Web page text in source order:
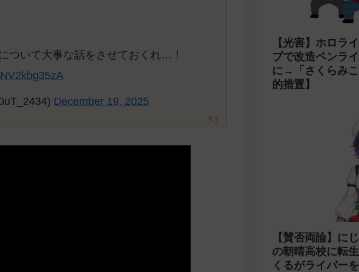
ついて大事な話をさせておくれ…！
December 19, 2025
【光害】ホロラ
ブで改造ペンラ
に→「さくらみ
的措置】
【賛否両論】に
の朝晴高校に転
くるがライバー